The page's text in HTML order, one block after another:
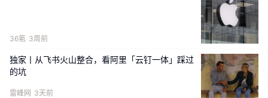
国全栈AI云服务市场报告》，披露了国内AI云市场的最
报告显示，2025年中国IaaS、PaaS、MaaS市场规模
达到595.9亿元。其中，阿里云总收入达到239亿元，
市场份额为40.1%，超过第二至第四名市场份额总和，
36氪 3周前
独家丨从飞书火山整合，看阿里「云钉一体」踩过
的坑
雷峰网 3天前